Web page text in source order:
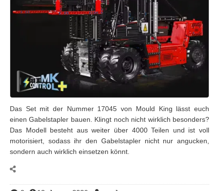
Das Set mit der Nummer 17045 von Mould King lässt euch
einen Gabelstapler bauen. Klingt noch nicht wirklich besonders?
Das Modell besteht aus weiter über 4000 Teilen und ist voll
motorisiert, sodass ihr den Gabelstapler nicht nur angucken,
sondern auch wirklich einsetzen könnt.